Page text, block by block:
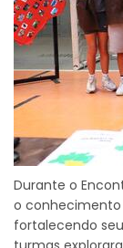
Durante o
o
fortalecendo